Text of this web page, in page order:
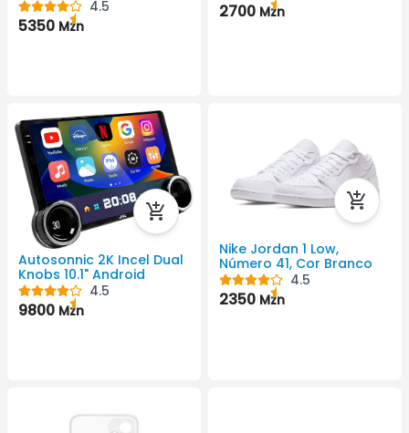
4.5
5350 Mzn
2700 Mzn
Autosonnic 2K Incel Dual
Knobs 10.1" Android
4.5
9800 Mzn
Nike Jordan 1 Low,
Número 41, Cor Branco
4.5
2350 Mzn